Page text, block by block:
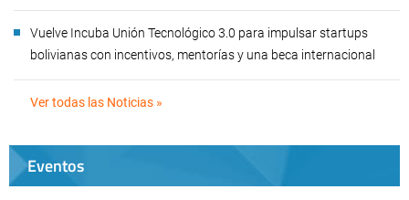
Vuelve Incuba Unión Tecnológico 3.0 para impulsar startups
bolivianas con incentivos, mentorías y una beca internacional
Ver todas las Noticias »
Eventos